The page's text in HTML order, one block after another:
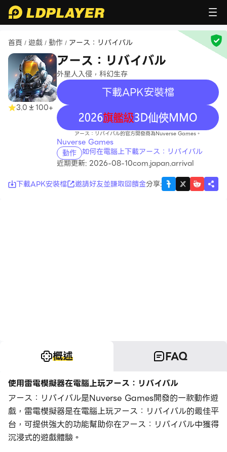
首頁 / 遊戲 / 動作 / アース：リバイバル
3.0 100+
アース：リバイバル
外星人入侵，科幻生存
下載APK安裝檔
recommend
アース：リバイバル的官方開發商為Nuverse Games。
Nuverse Games
動作 如何在電腦上下載アース：リバイバル
近期更新: 2026-08-10com.japan.arrival
下載APK安裝檔
邀請好友並賺取回饋金分享:
概述 FAQ
使用雷電模擬器在電腦上玩アース：リバイバル
アース：リバイバル是Nuverse Games開發的一款動作遊
戲，雷電模擬器是在電腦上玩アース：リバイバル的最佳平
台，可提供強大的功能幫助你在アース：リバイバル中獲得
沉浸式的遊戲體驗。